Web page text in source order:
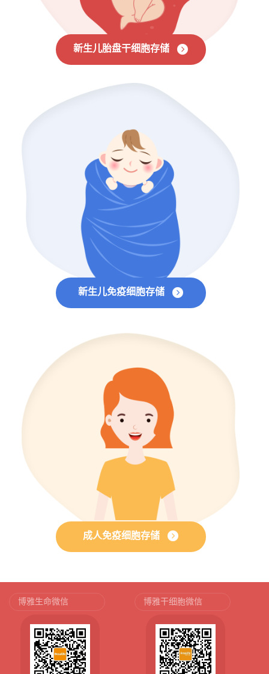
新生儿胎盘干细胞存储
新生儿免疫细胞存储
成人免疫细胞存储
博雅生命微信 博雅干细胞微信